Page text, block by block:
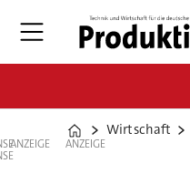
Home
Wirtschaft
ANZEIGE ANZEIGE